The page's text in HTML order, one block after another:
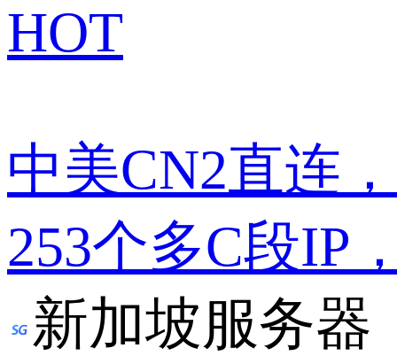
HOT
中美CN2直连
253个多C段IP
新加坡服务器